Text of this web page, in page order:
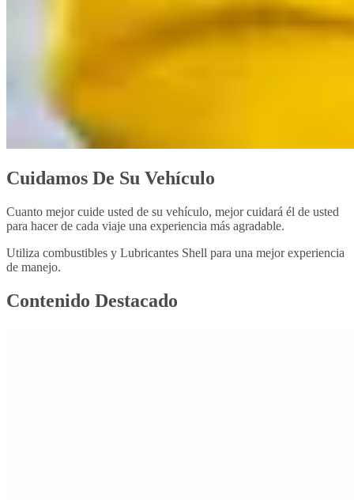
Cuidamos De Su Vehículo
Cuanto mejor cuide usted de su vehículo, mejor cuidará él de usted
para hacer de cada viaje una experiencia más agradable.
Utiliza combustibles y Lubricantes Shell para una mejor experiencia
de manejo.
Contenido Destacado